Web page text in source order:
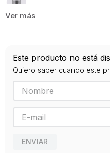
Editorial
2020
Este producto no está
Quiero saber cuando este
ENVIAR